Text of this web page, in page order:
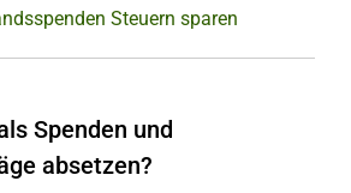
Steuern sparen
Spenden und
absetzen?